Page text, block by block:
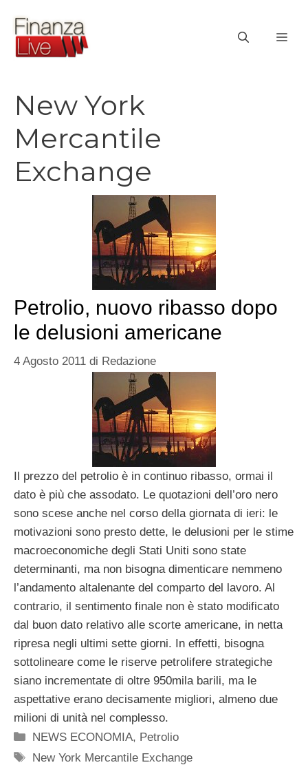
contenuto
New York
Mercantile
Exchange
Petrolio, nuovo ribasso dopo
le delusioni americane
4 Agosto 2011 di Redazione
Il prezzo del petrolio è in continuo ribasso, ormai il
dato è più che assodato. Le quotazioni dell’oro nero
sono scese anche nel corso della giornata di ieri: le
motivazioni sono presto dette, le delusioni per le stime
macroeconomiche degli Stati Uniti sono state
determinanti, ma non bisogna dimenticare nemmeno
l’andamento altalenante del comparto del lavoro. Al
contrario, il sentimento finale non è stato modificato
dal buon dato relativo alle scorte americane, in netta
ripresa negli ultimi sette giorni. In effetti, bisogna
sottolineare come le riserve petrolifere strategiche
siano incrementate di oltre 950mila barili, ma le
aspettative erano decisamente migliori, almeno due
milioni di unità nel complesso.
Categorie
NEWS ECONOMIA, Petrolio
Tag
New York Mercantile Exchange